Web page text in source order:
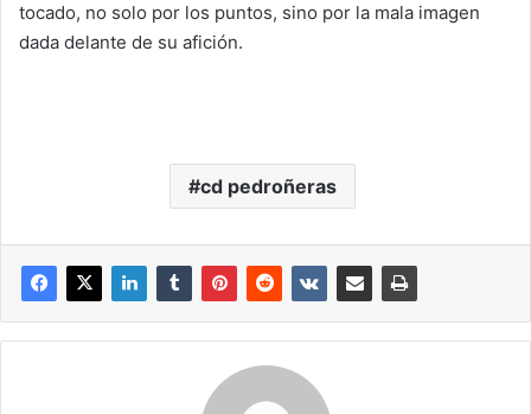
tocado, no solo por los puntos, sino por la mala imagen
dada delante de su afición.
cd pedroñeras